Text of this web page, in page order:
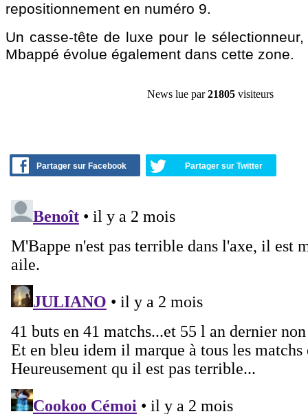
repositionnement en numéro 9.
Un casse-tête de luxe pour le
Mbappé évolue également dans cette zone.
News lue par21805 visiteurs
Partager sur Facebook Partager sur Twitter